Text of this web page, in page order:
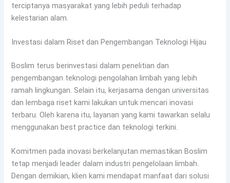
terciptanya masyarakat yang lebih peduli terhadap
kelestarian alam.
Investasi dalam Riset dan Pengembangan Teknologi Hijau
Boslim terus berinvestasi dalam penelitian dan
pengembangan teknologi pengolahan limbah yang lebih
ramah lingkungan. Selain itu, kerjasama dengan universitas
dan lembaga riset kami lakukan untuk mencari inovasi
terbaru. Oleh karena itu, layanan yang kami tawarkan selalu
menggunakan best practice dan teknologi terkini.
Komitmen pada inovasi berkelanjutan memastikan Boslim
tetap menjadi leader dalam industri pengelolaan limbah.
Dengan demikian, klien kami mendapat manfaat dari solusi